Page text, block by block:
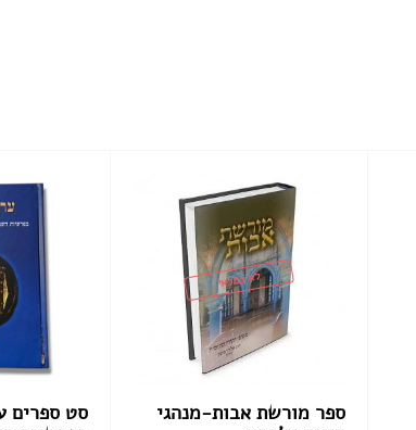
סט ספרים
לא במלאי
ספר מורשת אבות-מנהגי